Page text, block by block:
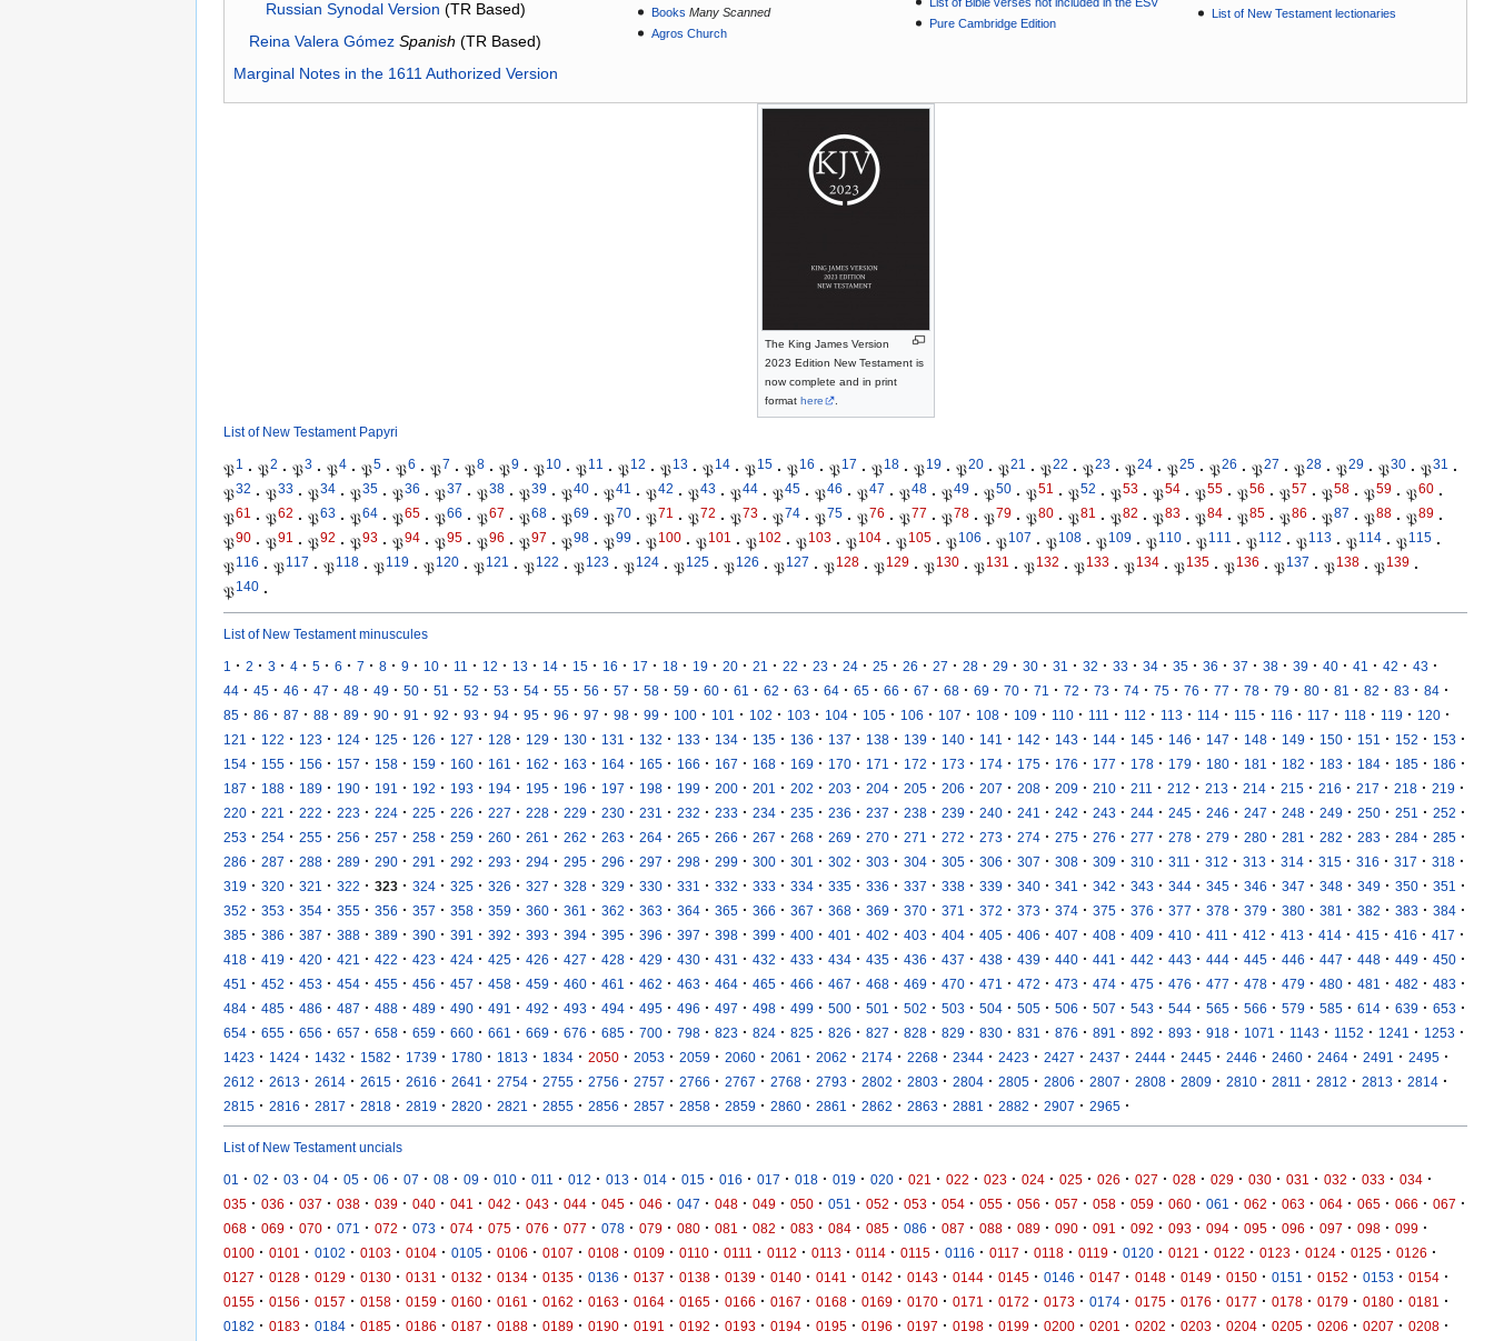
Russian Synodal Version (TR Based)
Reina Valera Gómez Spanish (TR Based)
Marginal Notes in the 1611 Authorized Version
Books Many Scanned
Agros Church
Pure Cambridge Edition
List of New Testament lectionaries
The King James Version
2023 Edition New Testament is
now complete and in print
format here .
List of New Testament Papyri
𝔓1 · 𝔓2 · 𝔓3 · 𝔓4 · 𝔓5 · 𝔓6 · 𝔓7 · 𝔓8 · 𝔓9 · 𝔓10 · 𝔓11 · 𝔓12 · 𝔓13 · 𝔓14 · 𝔓15 · 𝔓16 · 𝔓17 · 𝔓18 · 𝔓19 · 𝔓20 · 𝔓21 · 𝔓22 · 𝔓23 · 𝔓24 · 𝔓25 · 𝔓26 · 𝔓27 · 𝔓28 · 𝔓29 · 𝔓30 · 𝔓31
·
𝔓32 · 𝔓33 · 𝔓34 · 𝔓35 · 𝔓36 · 𝔓37 · 𝔓38 · 𝔓39 · 𝔓40 · 𝔓41 · 𝔓42 · 𝔓43 · 𝔓44 · 𝔓45 · 𝔓46 · 𝔓47 · 𝔓48 · 𝔓49 · 𝔓50 · 𝔓51 · 𝔓52 · 𝔓53 · 𝔓54 · 𝔓55 · 𝔓56 · 𝔓57 · 𝔓58 · 𝔓59 · 𝔓60 ·
𝔓61 · 𝔓62 · 𝔓63 · 𝔓64 · 𝔓65 · 𝔓66 · 𝔓67 · 𝔓68 · 𝔓69 · 𝔓70 · 𝔓71 · 𝔓72 · 𝔓73 · 𝔓74 · 𝔓75 · 𝔓76 · 𝔓77 · 𝔓78 · 𝔓79 · 𝔓80 · 𝔓81 · 𝔓82 · 𝔓83 · 𝔓84 · 𝔓85 · 𝔓86 · 𝔓87 · 𝔓88 · 𝔓89 ·
𝔓90 · 𝔓91 · 𝔓92 · 𝔓93 · 𝔓94 · 𝔓95 · 𝔓96 · 𝔓97 · 𝔓98 · 𝔓99 · 𝔓100 · 𝔓101 · 𝔓102 · 𝔓103 · 𝔓104 · 𝔓105 · 𝔓106 · 𝔓107 · 𝔓108 · 𝔓109 · 𝔓110 · 𝔓111 · 𝔓112 · 𝔓113 · 𝔓114 · 𝔓115 ·
𝔓116 · 𝔓117 · 𝔓118 · 𝔓119 · 𝔓120 · 𝔓121 · 𝔓122 · 𝔓123 · 𝔓124 · 𝔓125 · 𝔓126 · 𝔓127 · 𝔓128 · 𝔓129 · 𝔓130 · 𝔓131 · 𝔓132 · 𝔓133 · 𝔓134 · 𝔓135 · 𝔓136 · 𝔓137 · 𝔓138 · 𝔓139 ·
𝔓140 ·
List of New Testament minuscules
1 · 2 · 3 · 4 · 5 · 6 · 7 · 8 · 9 · 10 · 11 · 12 · 13 · 14 · 15 · 16 · 17 · 18 · 19 · 20 · 21 · 22 · 23 · 24 · 25 · 26 · 27 · 28 · 29 · 30 · 31 · 32 · 33 · 34 · 35 · 36 · 37 · 38 · 39 · 40 · 41 · 42 · 43 ·
44 · 45 · 46 · 47 · 48 · 49 · 50 · 51 · 52 · 53 · 54 · 55 · 56 · 57 · 58 · 59 · 60 · 61 · 62 · 63 · 64 · 65 · 66 · 67 · 68 · 69 · 70 · 71 · 72 · 73 · 74 · 75 · 76 · 77 · 78 · 79 · 80 · 81 · 82 · 83 · 84 ·
85 · 86 · 87 · 88 · 89 · 90 · 91 · 92 · 93 · 94 · 95 · 96 · 97 · 98 · 99 · 100 · 101 · 102 · 103 · 104 · 105 · 106 · 107 · 108 · 109 · 110 · 111 · 112 · 113 · 114 · 115 · 116 · 117 · 118 · 119 · 120 ·
121 · 122 · 123 · 124 · 125 · 126 · 127 · 128 · 129 · 130 · 131 · 132 · 133 · 134 · 135 · 136 · 137 · 138 · 139 · 140 · 141 · 142 · 143 · 144 · 145 · 146 · 147 · 148 · 149 · 150 · 151 · 152 · 153 ·
154 · 155 · 156 · 157 · 158 · 159 · 160 · 161 · 162 · 163 · 164 · 165 · 166 · 167 · 168 · 169 · 170 · 171 · 172 · 173 · 174 · 175 · 176 · 177 · 178 · 179 · 180 · 181 · 182 · 183 · 184 · 185 · 186 ·
187 · 188 · 189 · 190 · 191 · 192 · 193 · 194 · 195 · 196 · 197 · 198 · 199 · 200 · 201 · 202 · 203 · 204 · 205 · 206 · 207 · 208 · 209 · 210 · 211 · 212 · 213 · 214 · 215 · 216 · 217 · 218 · 219 ·
220 · 221 · 222 · 223 · 224 · 225 · 226 · 227 · 228 · 229 · 230 · 231 · 232 · 233 · 234 · 235 · 236 · 237 · 238 · 239 · 240 · 241 · 242 · 243 · 244 · 245 · 246 · 247 · 248 · 249 · 250 · 251 · 252 ·
253 · 254 · 255 · 256 · 257 · 258 · 259 · 260 · 261 · 262 · 263 · 264 · 265 · 266 · 267 · 268 · 269 · 270 · 271 · 272 · 273 · 274 · 275 · 276 · 277 · 278 · 279 · 280 · 281 · 282 · 283 · 284 · 285 ·
286 · 287 · 288 · 289 · 290 · 291 · 292 · 293 · 294 · 295 · 296 · 297 · 298 · 299 · 300 · 301 · 302 · 303 · 304 · 305 · 306 · 307 · 308 · 309 · 310 · 311 · 312 · 313 · 314 · 315 · 316 · 317 · 318 ·
319 · 320 · 321 · 322 · 323 · 324 · 325 · 326 · 327 · 328 · 329 · 330 · 331 · 332 · 333 · 334 · 335 · 336 · 337 · 338 · 339 · 340 · 341 · 342 · 343 · 344 · 345 · 346 · 347 · 348 · 349 · 350 · 351 ·
352 · 353 · 354 · 355 · 356 · 357 · 358 · 359 · 360 · 361 · 362 · 363 · 364 · 365 · 366 · 367 · 368 · 369 · 370 · 371 · 372 · 373 · 374 · 375 · 376 · 377 · 378 · 379 · 380 · 381 · 382 · 383 · 384 ·
385 · 386 · 387 · 388 · 389 · 390 · 391 · 392 · 393 · 394 · 395 · 396 · 397 · 398 · 399 · 400 · 401 · 402 · 403 · 404 · 405 · 406 · 407 · 408 · 409 · 410 · 411 · 412 · 413 · 414 · 415 · 416 · 417 ·
418 · 419 · 420 · 421 · 422 · 423 · 424 · 425 · 426 · 427 · 428 · 429 · 430 · 431 · 432 · 433 · 434 · 435 · 436 · 437 · 438 · 439 · 440 · 441 · 442 · 443 · 444 · 445 · 446 · 447 · 448 · 449 · 450 ·
451 · 452 · 453 · 454 · 455 · 456 · 457 · 458 · 459 · 460 · 461 · 462 · 463 · 464 · 465 · 466 · 467 · 468 · 469 · 470 · 471 · 472 · 473 · 474 · 475 · 476 · 477 · 478 · 479 · 480 · 481 · 482 · 483 ·
484 · 485 · 486 · 487 · 488 · 489 · 490 · 491 · 492 · 493 · 494 · 495 · 496 · 497 · 498 · 499 · 500 · 501 · 502 · 503 · 504 · 505 · 506 · 507 · 543 · 544 · 565 · 566 · 579 · 585 · 614 · 639 · 653 ·
654 · 655 · 656 · 657 · 658 · 659 · 660 · 661 · 669 · 676 · 685 · 700 · 798 · 823 · 824 · 825 · 826 · 827 · 828 · 829 · 830 · 831 · 876 · 891 · 892 · 893 · 918 · 1071 · 1143 · 1152 · 1241 · 1253 ·
1423 · 1424 · 1432 · 1582 · 1739 · 1780 · 1813 · 1834 · 2050 · 2053 · 2059 · 2060 · 2061 · 2062 · 2174 · 2268 · 2344 · 2423 · 2427 · 2437 · 2444 · 2445 · 2446 · 2460 · 2464 · 2491 · 2495 ·
2612 · 2613 · 2614 · 2615 · 2616 · 2641 · 2754 · 2755 · 2756 · 2757 · 2766 · 2767 · 2768 · 2793 · 2802 · 2803 · 2804 · 2805 · 2806 · 2807 · 2808 · 2809 · 2810 · 2811 · 2812 · 2813 · 2814 ·
2815 · 2816 · 2817 · 2818 · 2819 · 2820 · 2821 · 2855 · 2856 · 2857 · 2858 · 2859 · 2860 · 2861 · 2862 · 2863 · 2881 · 2882 · 2907 · 2965 ·
List of New Testament uncials
01 · 02 · 03 · 04 · 05 · 06 · 07 · 08 · 09 · 010 · 011 · 012 · 013 · 014 · 015 · 016 · 017 · 018 · 019 · 020 · 021 · 022 · 023 · 024 · 025 · 026 · 027 · 028 · 029 · 030 · 031 · 032 · 033 · 034 ·
035 · 036 · 037 · 038 · 039 · 040 · 041 · 042 · 043 · 044 · 045 · 046 · 047 · 048 · 049 · 050 · 051 · 052 · 053 · 054 · 055 · 056 · 057 · 058 · 059 · 060 · 061 · 062 · 063 · 064 · 065 · 066 · 067 ·
068 · 069 · 070 · 071 · 072 · 073 · 074 · 075 · 076 · 077 · 078 · 079 · 080 · 081 · 082 · 083 · 084 · 085 · 086 · 087 · 088 · 089 · 090 · 091 · 092 · 093 · 094 · 095 · 096 · 097 · 098 · 099 ·
0100 · 0101 · 0102 · 0103 · 0104 · 0105 · 0106 · 0107 · 0108 · 0109 · 0110 · 0111 · 0112 · 0113 · 0114 · 0115 · 0116 · 0117 · 0118 · 0119 · 0120 · 0121 · 0122 · 0123 · 0124 · 0125 · 0126 ·
0127 · 0128 · 0129 · 0130 · 0131 · 0132 · 0134 · 0135 · 0136 · 0137 · 0138 · 0139 · 0140 · 0141 · 0142 · 0143 · 0144 · 0145 · 0146 · 0147 · 0148 · 0149 · 0150 · 0151 · 0152 · 0153 · 0154 ·
0155 · 0156 · 0157 · 0158 · 0159 · 0160 · 0161 · 0162 · 0163 · 0164 · 0165 · 0166 · 0167 · 0168 · 0169 · 0170 · 0171 · 0172 · 0173 · 0174 · 0175 · 0176 · 0177 · 0178 · 0179 · 0180 · 0181 ·
0182 · 0183 · 0184 · 0185 · 0186 · 0187 · 0188 · 0189 · 0190 · 0191 · 0192 · 0193 · 0194 · 0195 · 0196 · 0197 · 0198 · 0199 · 0200 · 0201 · 0202 · 0203 · 0204 · 0205 · 0206 · 0207 · 0208 ·